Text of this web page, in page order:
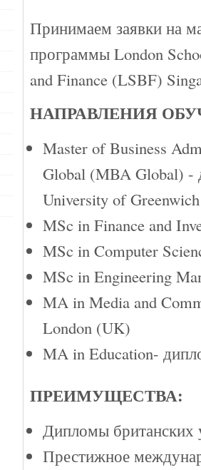
Принимаем заявки на
программы London
and Finance (LSBF)
НАПРАВЛЕНИЯ
Master of Business
Global (MBA Global)
University of
MSc in Finance and
MSc in Computer
MSc in Engineering
MA in Media and
London (UK)
MA in Education-
ПРЕИМУЩЕСТВА:
Дипломы британских
Престижное